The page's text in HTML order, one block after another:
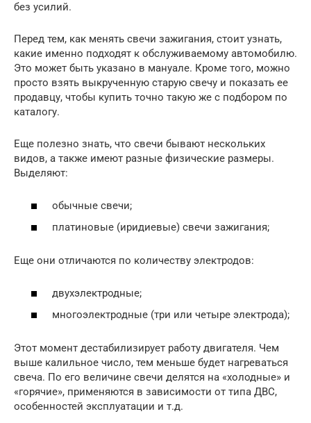
без усилий.
Перед тем, как менять свечи зажигания, стоит узнать,
какие именно подходят к обслуживаемому автомобилю.
Это может быть указано в мануале. Кроме того, можно
просто взять выкрученную старую свечу и показать ее
продавцу, чтобы купить точно такую же с подбором по
каталогу.
Еще полезно знать, что свечи бывают нескольких
видов, а также имеют разные физические размеры.
Выделяют:
обычные свечи;
платиновые (иридиевые) свечи зажигания;
Еще они отличаются по количеству электродов:
двухэлектродные;
многоэлектродные (три или четыре электрода);
Этот момент дестабилизирует работу двигателя. Чем
выше калильное число, тем меньше будет нагреваться
свеча. По его величине свечи делятся на «холодные» и
«горячие», применяются в зависимости от типа ДВС,
особенностей эксплуатации и т.д.